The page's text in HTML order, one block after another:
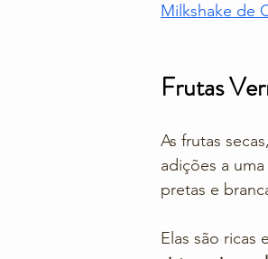
Milkshake de
Frutas
As frutas
adições a
pretas e
Elas são ricas